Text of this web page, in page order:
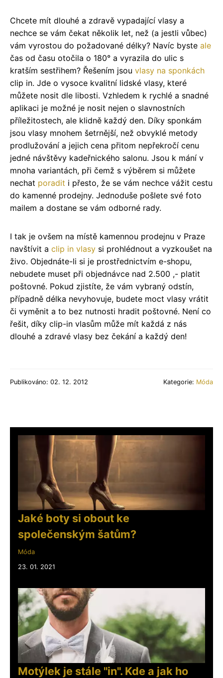
Chcete mít dlouhé a zdravě vypadající vlasy a
nechce se vám čekat několik let, než (a jestli vůbec)
vám vyrostou do požadované délky? Navíc byste ale
čas od času otočila o 180° a vyrazila do ulic s
kratším sestřihem? Řešením jsou vlasy na sponkách
clip in. Jde o vysoce kvalitní lidské vlasy, které
můžete nosit dle libosti. Vzhledem k rychlé a snadné
aplikaci je možné je nosit nejen o slavnostních
příležitostech, ale klidně každý den. Díky sponkám
jsou vlasy mnohem šetrnější, než obvyklé metody
prodlužování a jejich cena přitom nepřekročí cenu
jedné návštěvy kadeřnického salonu. Jsou k mání v
mnoha variantách, při čemž s výběrem si můžete
nechat poradit i přesto, že se vám nechce vážit cestu
do kamenné prodejny. Jednoduše pošlete své foto
mailem a dostane se vám odborné rady.
I tak je ovšem na místě kamennou prodejnu v Praze
navštívit a clip in vlasy si prohlédnout a vyzkoušet na
živo. Objednáte-li si je prostřednictvím e-shopu,
nebudete muset při objednávce nad 2.500 ,- platit
poštovné. Pokud zjistíte, že vám vybraný odstín,
případně délka nevyhovuje, budete moct vlasy vrátit
či vyměnit a to bez nutnosti hradit poštovné. Není co
řešit, díky clip-in vlasům může mít každá z nás
dlouhé a zdravé vlasy bez čekání a každý den!
Publikováno: 02. 12. 2012 Kategorie: Móda
Jaké boty si obout ke
společenským šatům?
Móda
23. 01. 2021
Motýlek je stále "in". Kde a jak ho